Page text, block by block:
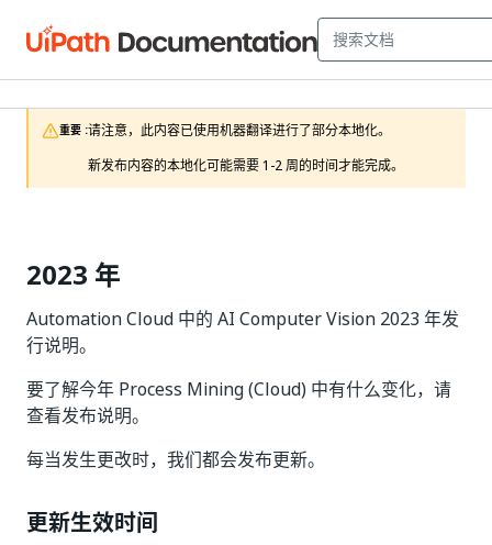
重要 :请注意，此内容已使用机器翻译进行了部分本地化。
新发布内容的本地化可能需要 1-2 周的时间才能完成。
2023 年
Automation Cloud 中的 AI Computer Vision 2023 年发
行说明。
要了解今年 Process Mining (Cloud) 中有什么变化，请
查看发布说明。
每当发生更改时，我们都会发布更新。
更新生效时间